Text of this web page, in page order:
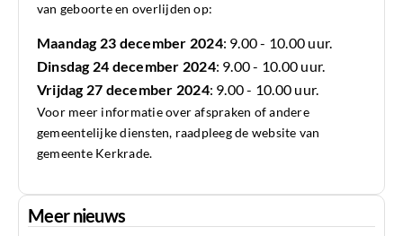
van geboorte en overlijden op:
Maandag 23 december 2024: 9.00 - 10.00 uur.
Dinsdag 24 december 2024: 9.00 - 10.00 uur.
Vrijdag 27 december 2024: 9.00 - 10.00 uur.
Voor meer informatie over afspraken of andere
gemeentelijke diensten, raadpleeg de website van
gemeente Kerkrade.
Meer nieuws